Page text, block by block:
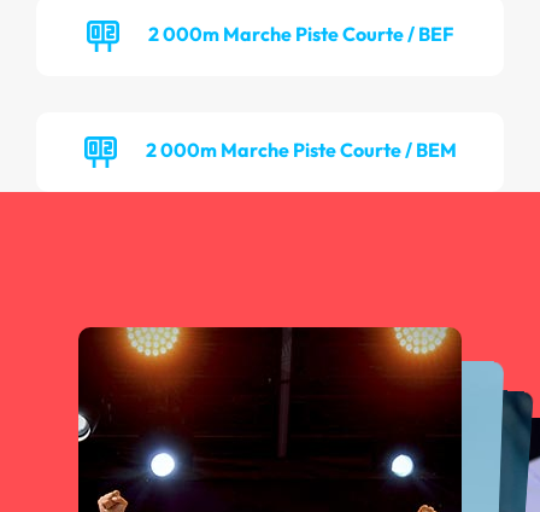
2 000m Marche Piste Courte / BEF
2 000m Marche Piste Courte / BEM